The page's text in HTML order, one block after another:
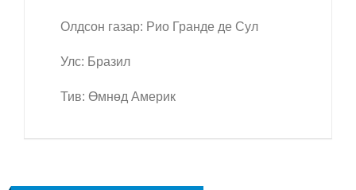
Олдсон газар: Рио Гранде де Сул
Улс: Бразил
Тив: Өмнөд Америк